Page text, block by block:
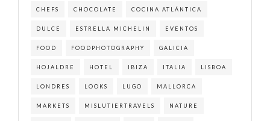
CHEFS CHOCOLATE COCINA ATLÁNTICA
DULCE ESTRELLA MICHELIN EVENTOS
FOOD FOODPHOTOGRAPHY GALICIA
HOJALDRE HOTEL IBIZA ITALIA LISBOA
LONDRES LOOKS LUGO MALLORCA
MARKETS MISLUTIERTRAVELS NATURE